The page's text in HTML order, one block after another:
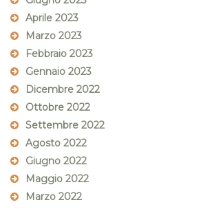
Aprile 2023
Marzo 2023
Febbraio 2023
Gennaio 2023
Dicembre 2022
Ottobre 2022
Settembre 2022
Agosto 2022
Giugno 2022
Maggio 2022
Marzo 2022